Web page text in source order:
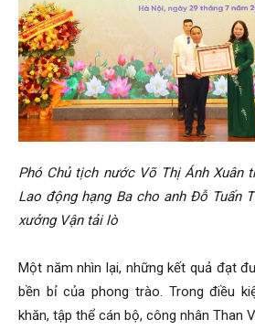
Phó Chủ tịch nước Võ Thị Ánh Xuân
Lao động hạng Ba cho anh Đỗ Tuấn
xưởng Vận tải lò
Một năm nhìn lại, những kết quả đạt
bền bỉ của phong trào. Trong điều
khăn, tập thể cán bộ, công nhân Than